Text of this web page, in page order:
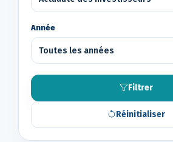
Année
Filtrer
Réinitialiser